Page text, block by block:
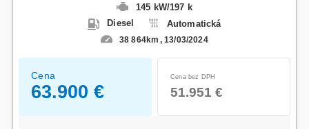
145 kW/197 k
Diesel
Automatická
38 864km 13/03/2024
Cena
63.900 €
Cena bez DPH
51.951 €